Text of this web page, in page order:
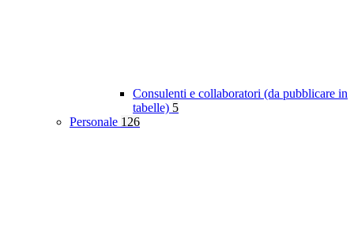
Consulenti e collaboratori (da pubblicare in
tabelle) 5
Personale 126